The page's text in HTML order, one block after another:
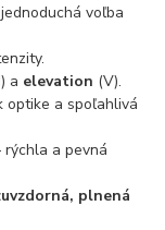
voľba
a elevation (V).
optike a spoľahlivá
rýchla a pevná
plnená